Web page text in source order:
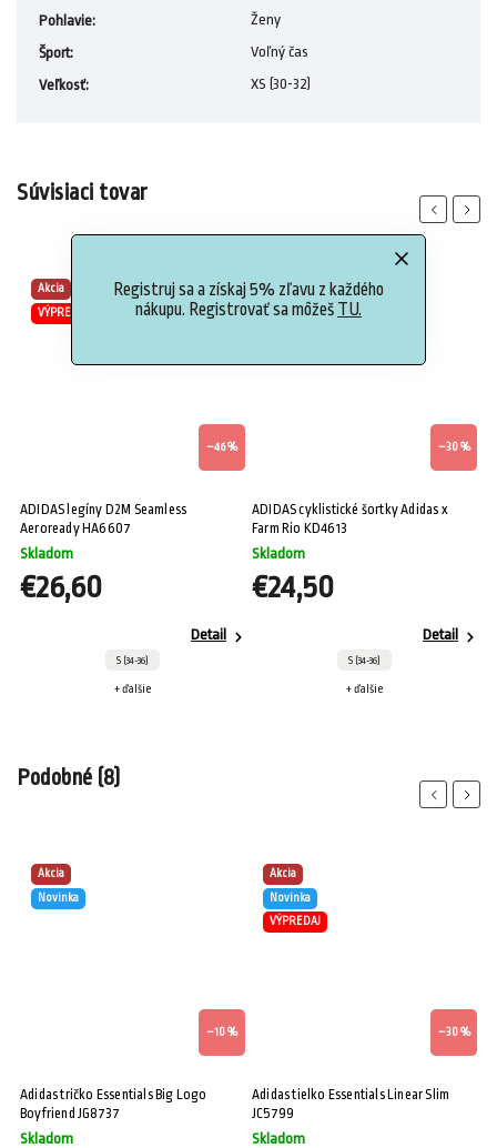
Registruj sa a získaj 5% zľavu z každého
nákupu. Registrovať sa môžeš TU.
Pohlavie:
Ženy
Šport:
Voľný čas
Veľkosť: XS (30-32)
Súvisiaci tovar
Previous
Akcia
VÝPREDAJ
–46 %
ADIDAS legíny D2M Seamless
Aeroready HA6607
Skladom
€26,60
Detail
S (34-36)
+ ďalšie
Akcia
Novinka
–30 %
ADIDAS cyklistické šortky Adidas x
Farm Rio KD4613
Skladom
€24,50
Detail
S (34-36)
+ ďalšie
Next
Podobné (8)
Previous
Akcia
Novinka
–10 %
Adidas tričko Essentials Big Logo
Boyfriend JG8737
Skladom
Akcia
Novinka
VÝPREDAJ
–30 %
Adidas tielko Essentials Linear Slim
JC5799
Skladom
Next